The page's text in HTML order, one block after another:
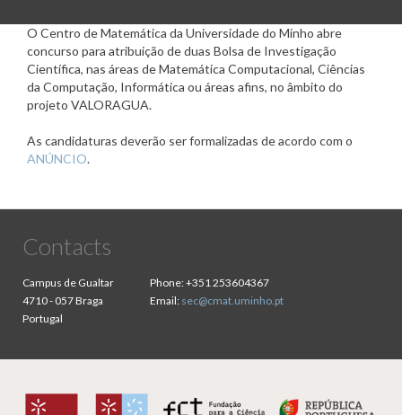
O Centro de Matemática da Universidade do Minho abre
concurso para atribuição de duas Bolsa de Investigação
Científica, nas áreas de Matemática Computacional, Ciências
da Computação, Informática ou áreas afins, no âmbito do
projeto VALORAGUA.
As candidaturas deverão ser formalizadas de acordo com o
ANÚNCIO.
Contacts
Campus de Gualtar
4710 - 057 Braga
Portugal
Phone:+351 253604367
Email: sec@cmat.uminho.pt